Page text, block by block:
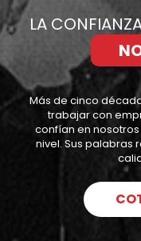
LA
Más de cinco
trabajar con
confían en
nivel. Sus palabras